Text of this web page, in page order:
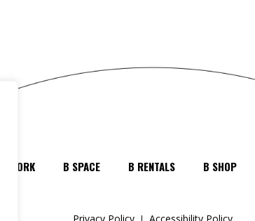
B WORK B SPACE B RENTALS B SHOP